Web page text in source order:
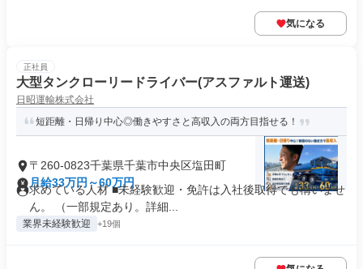
気になる
正社員
大型タンクローリードライバー(アスファルト運送)
日昭運輸株式会社
短距離・日帰り中心◎働きやすさと高収入の両方目指せる！
〒260-0823千葉県千葉市中央区塩田町
月給33万円～60万円
求めている人材 ■未経験歓迎・免許は入社後取得でも構いませ
ん。 （一部規定あり。詳細...
業界未経験歓迎 +19個